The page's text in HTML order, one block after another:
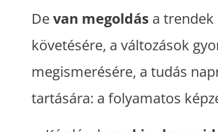
Devan megoldása trendek
követésére, a változások
megismerésére, a tudás
tartására: a folyamatos